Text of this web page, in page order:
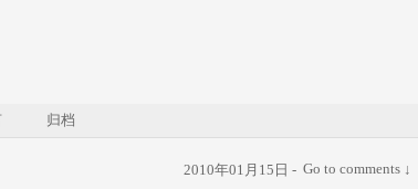
归档
Go to comments ↓
2010年01月15日 -